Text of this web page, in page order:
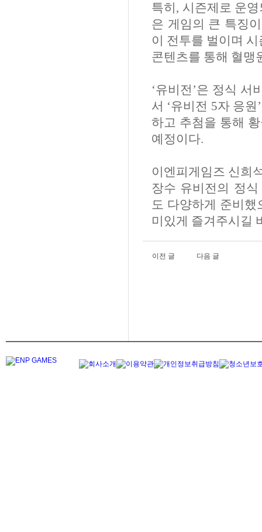
특히 , 시즌제로 운
은 게임의 큰 특징
이 전투를 벌이며
콘텐츠를 통해 혈맹
‘유비전 ’은 정식 서
서 ‘유비전 5자 응원
하고 추첨을 통해
예정이다.
이엔피게임즈 신희
장수 유비전의 정
도 다양하게 준비
미있게 즐겨주시길
이전 글 다음 글